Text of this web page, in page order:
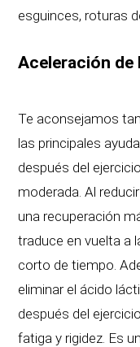
esguinces, roturas
Aceleración de
Te aconsejamos
las principales
después del
moderada. Al
una recuperación
traduce en vuelta a
corto de tiempo.
eliminar el ácido
después del
fatiga y rigidez. Es